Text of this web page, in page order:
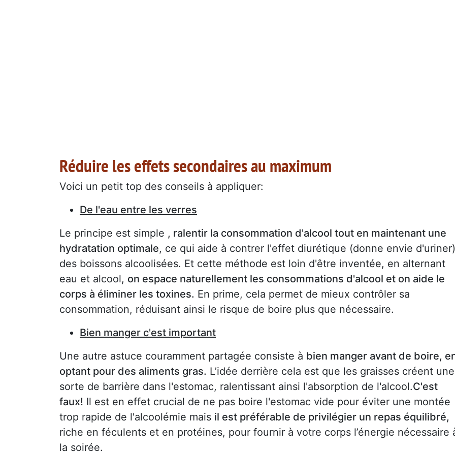
Réduire les effets secondaires au maximum
Voici un petit top des conseils à appliquer:
De l'eau entre les verres
Le principe est simple , ralentir la consommation d'alcool tout en maintenant une
hydratation optimale, ce qui aide à contrer l'effet diurétique (donne envie d'uriner)
des boissons alcoolisées. Et cette méthode est loin d'être inventée, en alternant
eau et alcool, on espace naturellement les consommations d'alcool et on aide le
corps à éliminer les toxines. En prime, cela permet de mieux contrôler sa
consommation, réduisant ainsi le risque de boire plus que nécessaire.
Bien manger c'est important
Une autre astuce couramment partagée consiste à bien manger avant de boire,
optant pour des aliments gras. L’idée derrière cela est que les graisses créent une
sorte de barrière dans l'estomac, ralentissant ainsi l'absorption de l'alcool.C'est
faux! Il est en effet crucial de ne pas boire l'estomac vide pour éviter une montée
trop rapide de l'alcoolémie mais il est préférable de privilégier un repas équilibré,
riche en féculents et en protéines, pour fournir à votre corps l’énergie nécessaire
la soirée.